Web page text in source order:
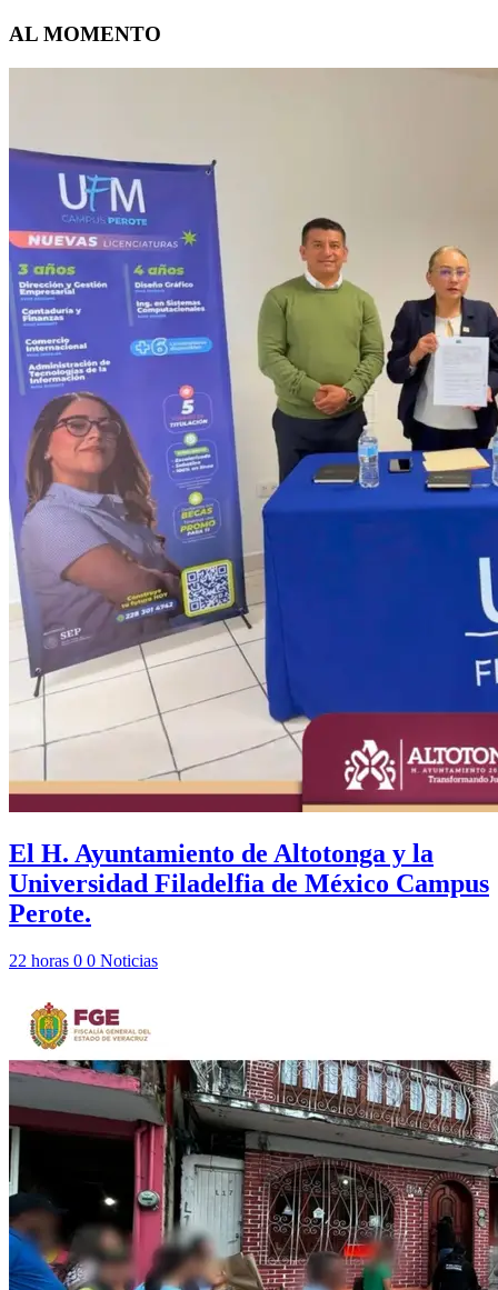
AL MOMENTO
El H. Ayuntamiento de Altotonga y la
Universidad Filadelfia de México Campus
Perote.
22 horas 0 0 Noticias